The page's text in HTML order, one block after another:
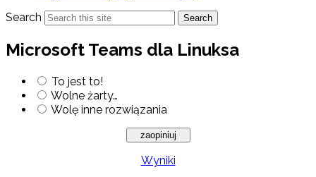
Search
Search
Microsoft Teams dla Linuksa
To jest to!
Wolne żarty…
Wolę inne rozwiązania
Wyniki